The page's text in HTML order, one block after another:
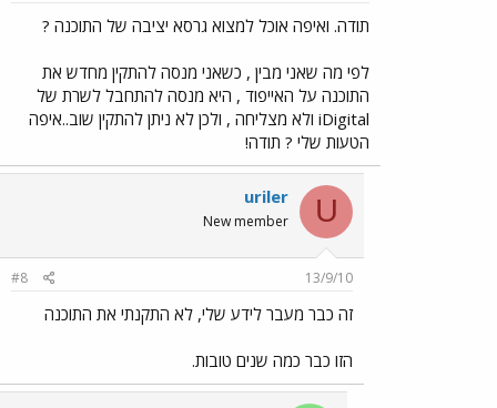
תודה. ואיפה אוכל למצוא גרסא יציבה של התוכנה ?
לפי מה שאני מבין , כשאני מנסה להתקין מחדש את
התוכנה על האייפוד , היא מנסה להתחבל לשרת של
iDigital ולא מצליחה , ולכן לא ניתן להתקין שוב..איפה
הטעות שלי ? תודה!
U
uriler
New member
13/9/10
#8
זה כבר מעבר לידע שלי, לא התקנתי את התוכנה
הזו כבר כמה שנים טובות.